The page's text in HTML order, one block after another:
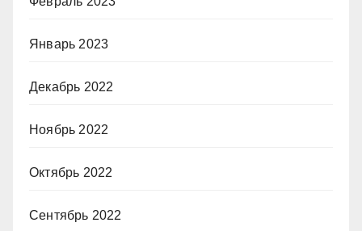
Январь 2023
Декабрь 2022
Ноябрь 2022
Октябрь 2022
Сентябрь 2022